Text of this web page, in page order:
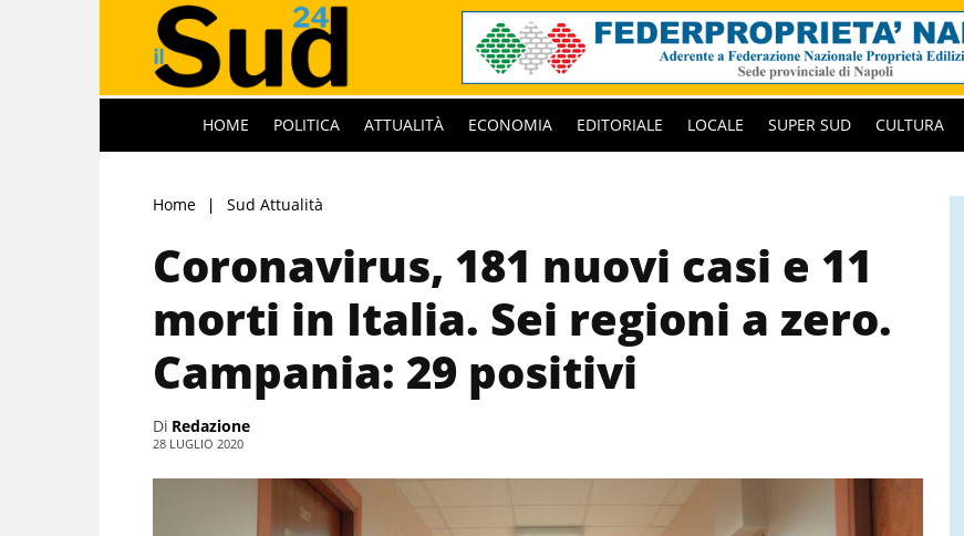
HOME POLITICA ATTUALITÀ ECONOMIA EDITORIALE LOCALE SUPER SUD CULTURA
Home Sud Attualità
Coronavirus, 181 nuovi casi e 11
morti in Italia. Sei regioni a zero.
Campania: 29 positivi
Di Redazione
28 LUGLIO 2020